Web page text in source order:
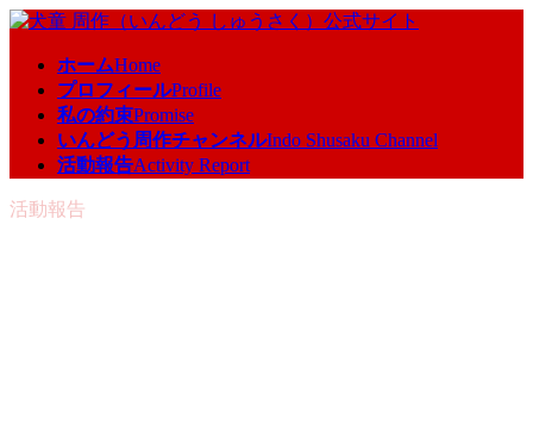
コ
ッ
ナ
移
ホームHome
プロフィールProfile
私の約束Promise
いんどう周作チャンネルIndo Shusaku Channel
活動報告Activity Report
活動報告